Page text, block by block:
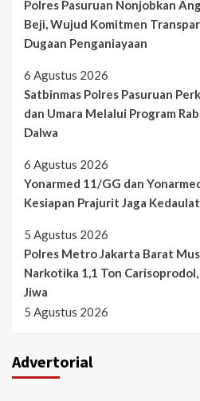
Polres Pasuruan Nonjobkan
Beji, Wujud Komitmen
Dugaan Penganiayaan
6 Agustus 2026
Satbinmas Polres Pasuruan
dan Umara Melalui Program
Dalwa
6 Agustus 2026
Yonarmed 11/GG dan
Kesiapan Prajurit Jaga
5 Agustus 2026
Polres Metro Jakarta Barat
Narkotika 1,1 Ton
Jiwa
5 Agustus 2026
Advertorial